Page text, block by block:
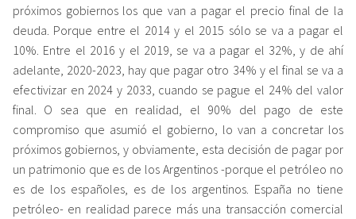
próximos gobiernos los que van a pagar el precio final de la
deuda. Porque entre el 2014 y el 2015 sólo se va a pagar el
10%. Entre el 2016 y el 2019, se va a pagar el 32%, y de ahí
adelante, 2020-2023, hay que pagar otro 34% y el final se va a
efectivizar en 2024 y 2033, cuando se pague el 24% del valor
final. O sea que en realidad, el 90% del pago de este
compromiso que asumió el gobierno, lo van a concretar los
próximos gobiernos, y obviamente, esta decisión de pagar por
un patrimonio que es de los Argentinos -porque el petróleo no
es de los españoles, es de los argentinos. España no tiene
petróleo- en realidad parece más una transacción comercial